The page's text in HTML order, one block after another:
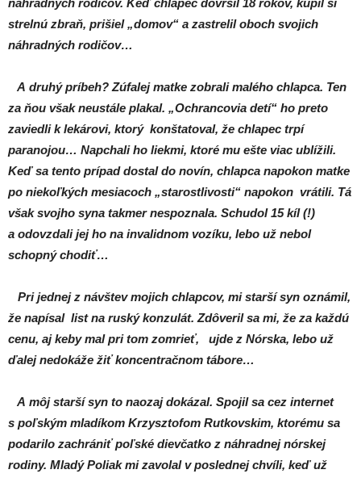
náhradných rodičov. Keď chlapec dovŕšil 18 rokov, kúpil si
strelnú zbraň, prišiel „domov“ a zastrelil oboch svojich
náhradných rodičov…
A druhý príbeh? Zúfalej matke zobrali malého chlapca. Ten
za ňou však neustále plakal. „Ochrancovia detí“ ho preto
zaviedli k lekárovi, ktorý konštatoval, že chlapec trpí
paranojou… Napchali ho liekmi, ktoré mu ešte viac ublížili.
Keď sa tento prípad dostal do novín, chlapca napokon matke
po niekoľkých mesiacoch „starostlivosti“ napokon vrátili. Tá
však svojho syna takmer nespoznala. Schudol 15 kíl (!)
a odovzdali jej ho na invalidnom vozíku, lebo už nebol
schopný chodiť…
Pri jednej z návštev mojich chlapcov, mi starší syn oznámil,
že napísal list na ruský konzulát. Zdôveril sa mi, že za každú
cenu, aj keby mal pri tom zomrieť, ujde z Nórska, lebo už
ďalej nedokáže žiť koncentračnom tábore…
A môj starší syn to naozaj dokázal. Spojil sa cez internet
s poľským mladíkom Krzysztofom Rutkovskim, ktorému sa
podarilo zachrániť poľské dievčatko z náhradnej nórskej
rodiny. Mladý Poliak mi zavolal v poslednej chvíli, keď už